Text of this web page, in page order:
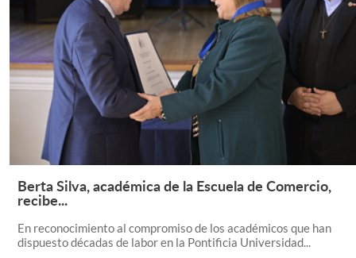
Leer Más +
Berta Silva, académica de la Escuela de Comercio,
recibe...
En reconocimiento al compromiso de los académicos que han
dispuesto décadas de labor en la Pontificia Universidad...